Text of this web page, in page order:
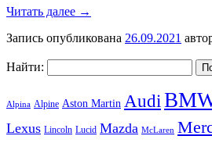
Читать далее →
Запись опубликована 26.09.2021
Найти:
Alpina Alpine Aston Martin Audi
Lexus Lincoln Lucid Mazda McLaren